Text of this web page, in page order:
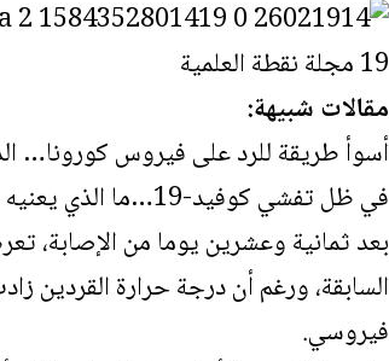
مقالات شبيهة:
أسوأ طريقة للرد على فيروس كورونا…
في ظل تفشي كوفيد-19…ما الذي يعنيه “تعزيز المناعة” وهل هذا ممكن؟
بعد ثمانية وعشرين يوما من الإصابة،
السابقة، ورغم أن درجة حرارة القردين
فيروسي.